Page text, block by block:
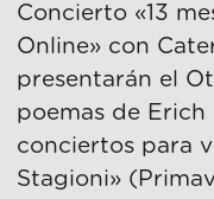
Concierto «13
Online» con
presentarán el
poemas de
conciertos para
Stagioni»